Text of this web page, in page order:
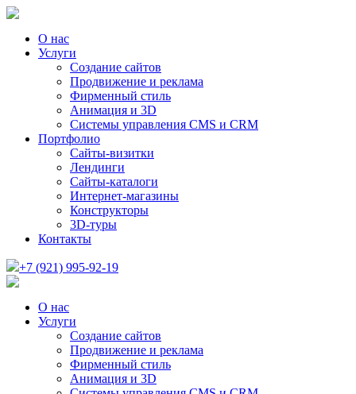
О нас
Услуги
Создание сайтов
Продвижение и реклама
Фирменный стиль
Анимация и 3D
Системы управления CMS и CRM
Портфолио
Сайты-визитки
Лендинги
Сайты-каталоги
Интернет-магазины
Конструкторы
3D-туры
Контакты
+7 (921) 995-92-19
О нас
Услуги
Создание сайтов
Продвижение и реклама
Фирменный стиль
Анимация и 3D